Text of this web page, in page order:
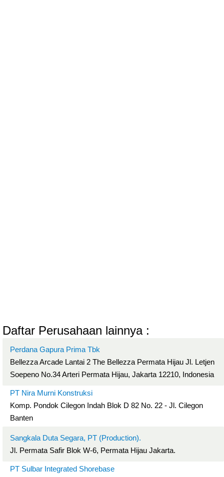
Daftar Perusahaan lainnya :
Perdana Gapura Prima Tbk
Bellezza Arcade Lantai 2 The Bellezza Permata Hijau Jl. Letjen
Soepeno No.34 Arteri Permata Hijau, Jakarta 12210, Indonesia
PT Nira Murni Konstruksi
Komp. Pondok Cilegon Indah Blok D 82 No. 22 - Jl. Cilegon
Banten
Sangkala Duta Segara, PT (Production).
Jl. Permata Safir Blok W-6, Permata Hijau Jakarta.
PT Sulbar Integrated Shorebase